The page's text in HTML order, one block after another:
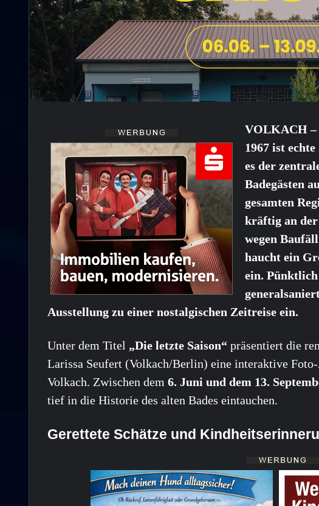
VOLKACH –
1967 ist
es der
Badegästen
gesamten
kräftig an der
wegen
haucht ein
ein.
Ausstellung zu einer nostalgischen Zeitreise ein.
Unter dem Titel „Die letzte Saison“ präsentiert die
Larissa Seufert (Volkach/Berlin) eine interaktive
Volkach. Zwischen dem 6. Juni und dem 13.
tief in die Historie des alten Bades eintauchen.
Gerettete Schätze und